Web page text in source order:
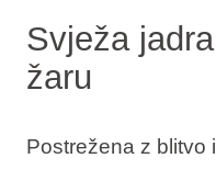
Svježa
žaru
Postrežena z blitvo